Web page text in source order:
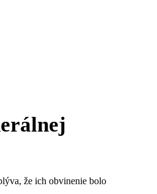
že ich obvinenie bolo